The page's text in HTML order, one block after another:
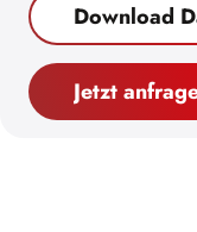
Download
Jetzt